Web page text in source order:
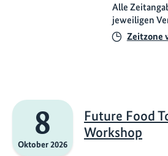
e
a
Alle
jeweiligen
Zeitzone
8
Oktober 2026
Future Food
Workshop